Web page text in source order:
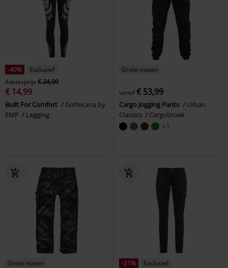
-40%
Exclusief
Adviesprijs € 24,99
€ 14,99
Built For Comfort
Gothicana by
EMP
Legging
Grote maten
vanaf€ 53,99
Cargo Jogging Pants
Urban
Classics
Cargobroek
+1
Grote maten -21%
Exclusief